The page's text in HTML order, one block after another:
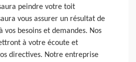
peindre votre toit
vous assurer un résultat de
besoins et demandes. Nos
à votre écoute et
directives. Notre entreprise